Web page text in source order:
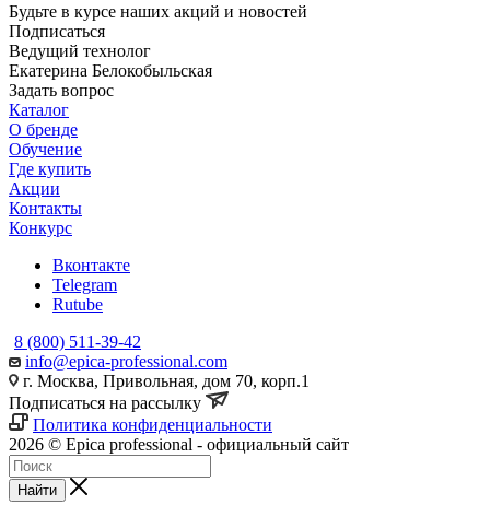
Будьте в курсе наших акций и новостей
Подписаться
Ведущий технолог
Екатерина Белокобыльская
Задать вопрос
Каталог
О бренде
Обучение
Где купить
Акции
Контакты
Конкурс
Вконтакте
Telegram
Rutube
8 (800) 511-39-42
info@epica-professional.com
г. Москва, Привольная, дом 70, корп.1
Подписаться на рассылку
Политика конфиденциальности
2026 © Epica professional - официальный сайт
Найти